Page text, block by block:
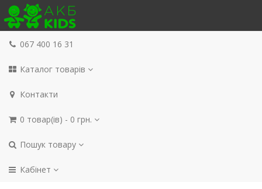
067 400 16 31
Каталог товарів
Контакти
0 товар(ів) - 0 грн.
Пошук товару
Кабінет